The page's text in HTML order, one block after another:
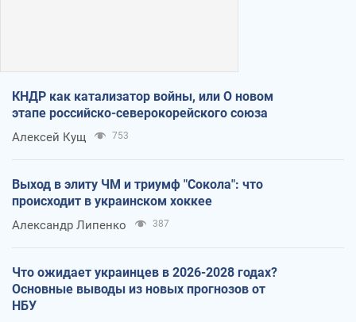
КНДР как катализатор войны, или О новом
этапе российско-северокорейского союза
Алексей Кущ 753
Выход в элиту ЧМ и триумф "Сокола": что
происходит в украинском хоккее
Александр Липенко 387
Что ожидает украинцев в 2026-2028 годах?
Основные выводы из новых прогнозов от
НБУ